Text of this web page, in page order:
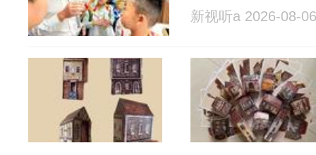
新视听a 2026-08-06